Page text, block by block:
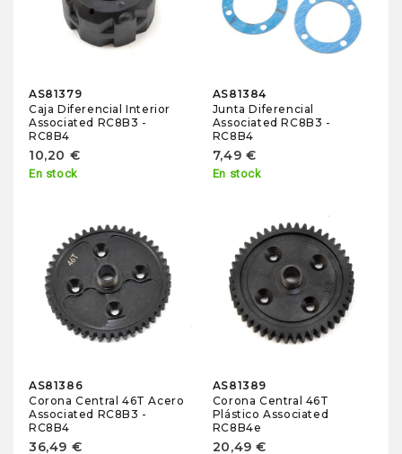
AS81379
Caja Diferencial Interior
Associated RC8B3 -
RC8B4
10,20 €
En stock
AS81384
Junta Diferencial
Associated RC8B3 -
RC8B4
7,49 €
En stock
AS81386
Corona Central 46T Acero
Associated RC8B3 -
RC8B4
36,49 €
AS81389
Corona Central 46T
Plástico Associated
RC8B4e
20,49 €